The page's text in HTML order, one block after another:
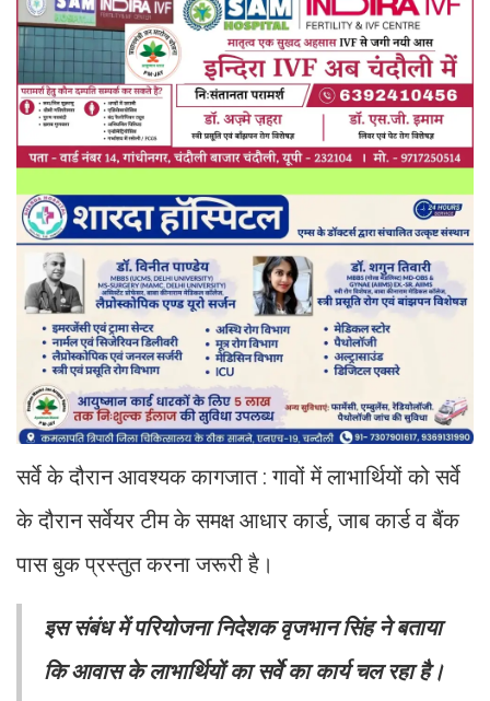
सर्वे के दौरान आवश्यक कागजात : गावों में लाभार्थियों को सर्वे
के दौरान सर्वेयर टीम के समक्ष आधार कार्ड, जाब कार्ड व बैंक
पास बुक प्रस्तुत करना जरूरी है।
इस संबंध में परियोजना निदेशक वृजभान सिंह ने बताया
कि आवास के लाभार्थियों का सर्वे का कार्य चल रहा है।